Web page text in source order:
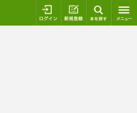
ログイン 新規登録